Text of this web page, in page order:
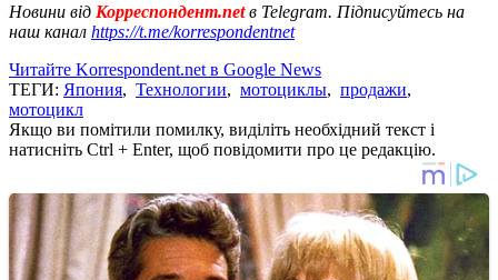
Новини від Корреспондент.netв Telegram. Підписуйтесь на
наш канал https://t.me/korrespondentnet
Читайте Korrespondent.net в Google News
ТЕГИ: Япония, Технологии, мотоциклы, продажи,
мотоцикл
Якщо ви помітили помилку, виділіть необхідний текст і
натисніть Ctrl + Enter, щоб повідомити про це редакцію.